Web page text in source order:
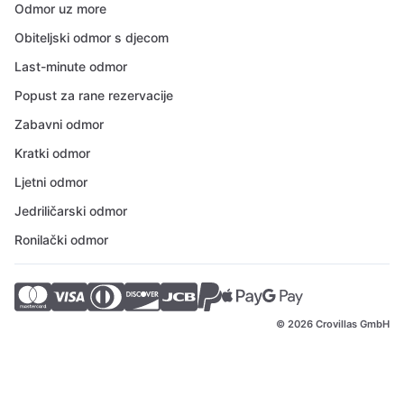
Odmor uz more
Obiteljski odmor s djecom
Last-minute odmor
Popust za rane rezervacije
Zabavni odmor
Kratki odmor
Ljetni odmor
Jedriličarski odmor
Ronilački odmor
© 2026 Crovillas GmbH